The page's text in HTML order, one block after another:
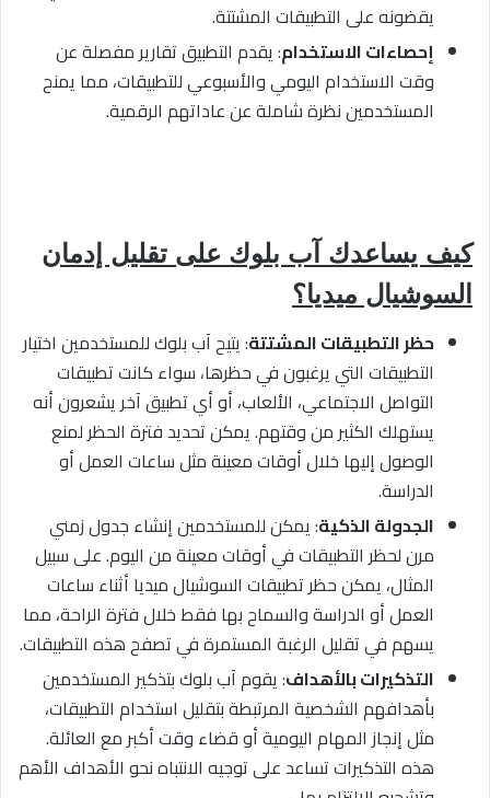
يقضونه على التطبيقات المشتتة.
إحصاءات الاستخدام: يقدم التطبيق تقارير مفصلة عن
وقت الاستخدام اليومي والأسبوعي للتطبيقات، مما يمنح
المستخدمين نظرة شاملة عن عاداتهم الرقمية.
كيف يساعدك آب بلوك على تقليل إدمان
السوشيال ميديا؟
حظر التطبيقات المشتتة: يتيح آب بلوك للمستخدمين اختيار
التطبيقات التي يرغبون في حظرها، سواء كانت تطبيقات
التواصل الاجتماعي، الألعاب، أو أي تطبيق آخر يشعرون أنه
يستهلك الكثير من وقتهم. يمكن تحديد فترة الحظر لمنع
الوصول إليها خلال أوقات معينة مثل ساعات العمل أو
الدراسة.
الجدولة الذكية: يمكن للمستخدمين إنشاء جدول زمني
مرن لحظر التطبيقات في أوقات معينة من اليوم. على سبيل
المثال، يمكن حظر تطبيقات السوشيال ميديا أثناء ساعات
العمل أو الدراسة والسماح بها فقط خلال فترة الراحة، مما
يسهم في تقليل الرغبة المستمرة في تصفح هذه التطبيقات.
التذكيرات بالأهداف: يقوم آب بلوك بتذكير المستخدمين
بأهدافهم الشخصية المرتبطة بتقليل استخدام التطبيقات،
مثل إنجاز المهام اليومية أو قضاء وقت أكبر مع العائلة.
هذه التذكيرات تساعد على توجيه الانتباه نحو الأهداف الأهم